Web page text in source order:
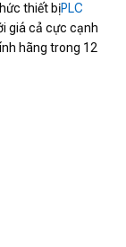
thiết bịPLC
giá cả cực cạnh
hãng trong 12